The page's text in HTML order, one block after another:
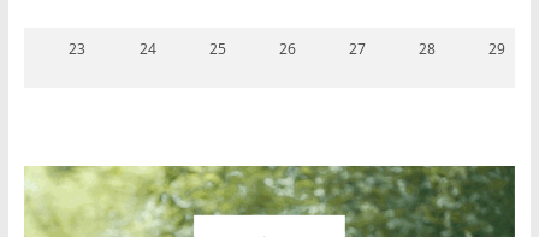
23 24 25 26 27 28 29